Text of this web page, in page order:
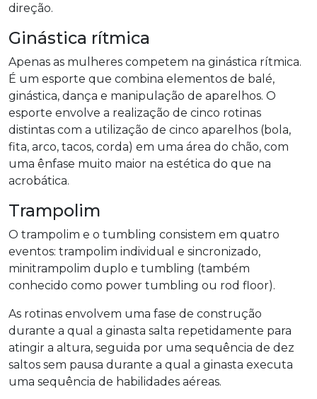
direção.
Ginástica rítmica
Apenas as mulheres competem na ginástica rítmica.
É um esporte que combina elementos de balé,
ginástica, dança e manipulação de aparelhos. O
esporte envolve a realização de cinco rotinas
distintas com a utilização de cinco aparelhos (bola,
fita, arco, tacos, corda) em uma área do chão, com
uma ênfase muito maior na estética do que na
acrobática.
Trampolim
O trampolim e o tumbling consistem em quatro
eventos: trampolim individual e sincronizado,
minitrampolim duplo e tumbling (também
conhecido como power tumbling ou rod floor).
As rotinas envolvem uma fase de construção
durante a qual a ginasta salta repetidamente para
atingir a altura, seguida por uma sequência de dez
saltos sem pausa durante a qual a ginasta executa
uma sequência de habilidades aéreas.